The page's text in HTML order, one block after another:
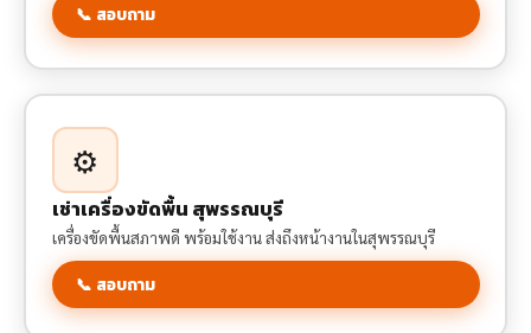
📞 สอบถาม
⚙️
เช่าเครื่องขัดพื้น สุพรรณบุรี
เครื่องขัดพื้นสภาพดี พร้อมใช้งาน ส่งถึงหน้างานในสุพรรณบุรี
📞 สอบถาม